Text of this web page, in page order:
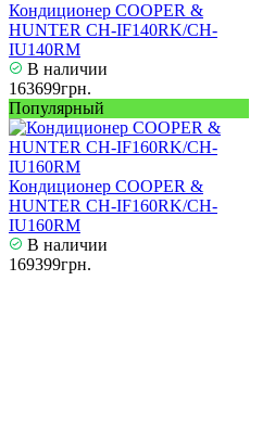
Кондиционер COOPER &
HUNTER CH-IF140RK/CH-
IU140RM
В наличии
163699грн.
Популярный
Кондиционер COOPER &
HUNTER CH-IF160RK/CH-
IU160RM
В наличии
169399грн.